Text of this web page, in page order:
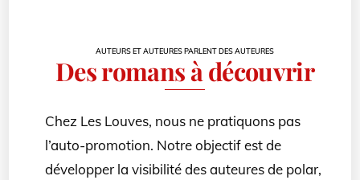
AUTEURS ET AUTEURES PARLENT DES AUTEURES
Des romans à découvrir
Chez Les Louves, nous ne pratiquons pas
l’auto-promotion. Notre objectif est de
développer la visibilité des auteures de polar,